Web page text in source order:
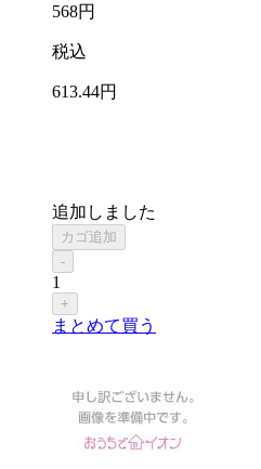
568円
税込
613.44円
追加しました
カゴ追加
-
1
+
まとめて買う